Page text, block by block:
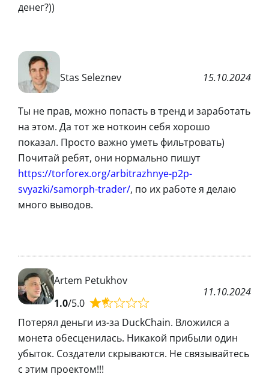
денег?))
Stas Seleznev 15.10.2024
Ты не прав, можно попасть в тренд и заработать
на этом. Да тот же ноткоин себя хорошо
показал. Просто важно уметь фильтровать)
Почитай ребят, они нормально пишут
https://torforex.org/arbitrazhnye-p2p-
svyazki/samorph-trader/, по их работе я делаю
много выводов.
Artem Petukhov
1.0/5.0
11.10.2024
Потерял деньги из-за DuckChain. Вложился а
монета обесценилась. Никакой прибыли один
убыток. Создатели скрываются. Не связывайтесь
с этим проектом!!!